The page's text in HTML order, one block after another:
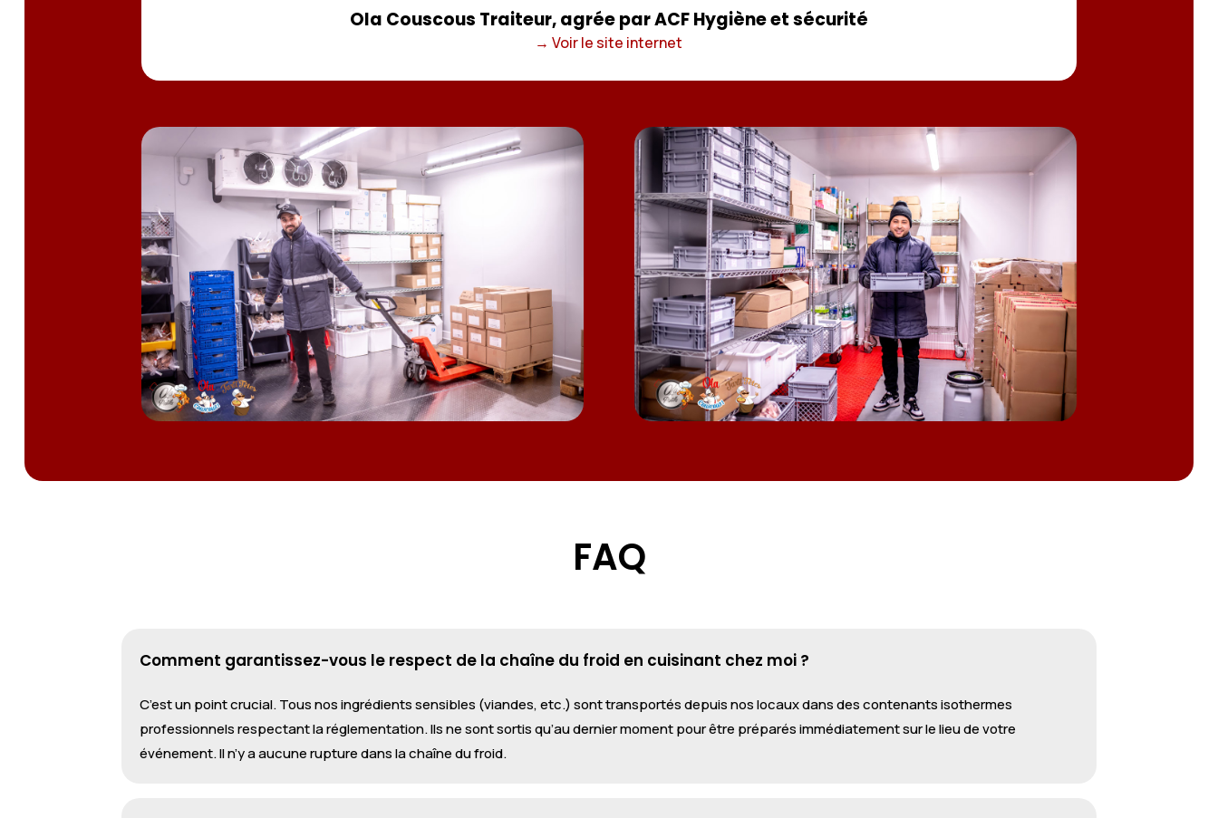
Ola Couscous Traiteur, agrée par ACF Hygiène et sécurité
→ Voir le site internet
FAQ
Comment garantissez-vous le respect de la chaîne du froid en cuisinant chez moi ?
C’est un point crucial. Tous nos ingrédients sensibles (viandes, etc.) sont transportés depuis nos locaux dans des contenants isothermes
professionnels respectant la réglementation. Ils ne sont sortis qu’au dernier moment pour être préparés immédiatement sur le lieu de votre
événement. Il n’y a aucune rupture dans la chaîne du froid.